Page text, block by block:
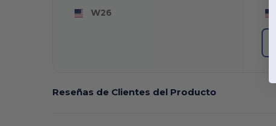
W26
Reseñas de Clientes del Producto